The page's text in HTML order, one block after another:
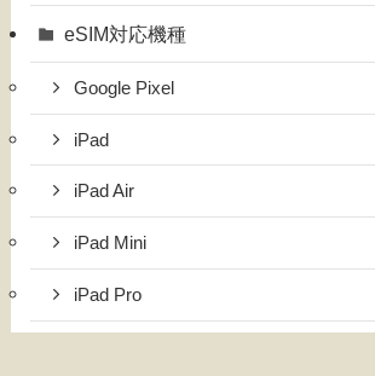
eSIM対応機種
Google Pixel
iPad
iPad Air
iPad Mini
iPad Pro